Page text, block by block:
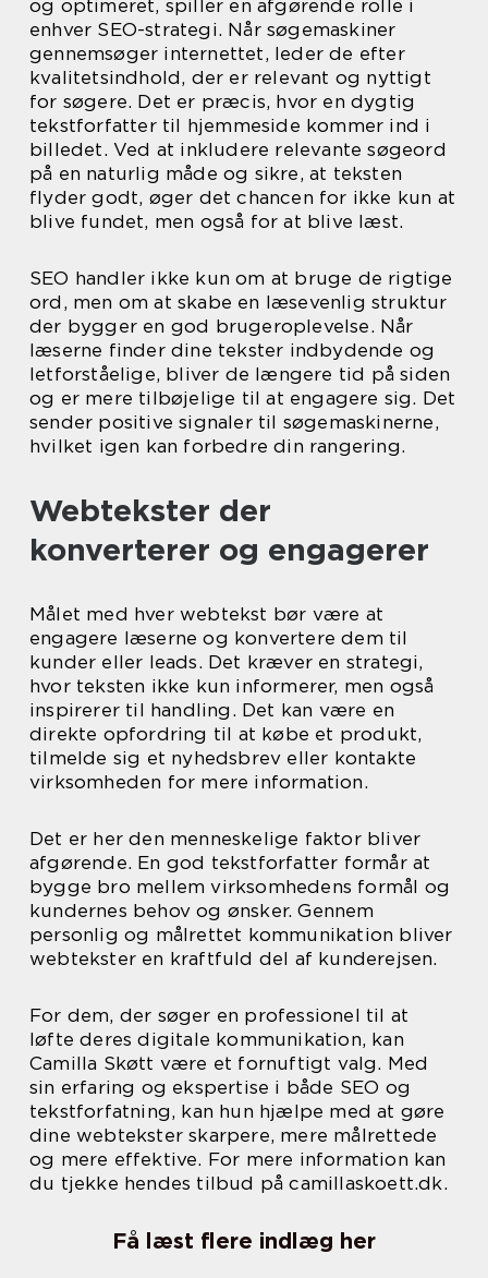
og optimeret, spiller en afgørende rolle i
enhver SEO-strategi. Når søgemaskiner
gennemsøger internettet, leder de efter
kvalitetsindhold, der er relevant og nyttigt
for søgere. Det er præcis, hvor en dygtig
tekstforfatter til hjemmeside kommer ind i
billedet. Ved at inkludere relevante søgeord
på en naturlig måde og sikre, at teksten
flyder godt, øger det chancen for ikke kun at
blive fundet, men også for at blive læst.
SEO handler ikke kun om at bruge de rigtige
ord, men om at skabe en læsevenlig struktur
der bygger en god brugeroplevelse. Når
læserne finder dine tekster indbydende og
letforståelige, bliver de længere tid på siden
og er mere tilbøjelige til at engagere sig. Det
sender positive signaler til søgemaskinerne,
hvilket igen kan forbedre din rangering.
Webtekster der
konverterer og engagerer
Målet med hver webtekst bør være at
engagere læserne og konvertere dem til
kunder eller leads. Det kræver en strategi,
hvor teksten ikke kun informerer, men også
inspirerer til handling. Det kan være en
direkte opfordring til at købe et produkt,
tilmelde sig et nyhedsbrev eller kontakte
virksomheden for mere information.
Det er her den menneskelige faktor bliver
afgørende. En god tekstforfatter formår at
bygge bro mellem virksomhedens formål og
kundernes behov og ønsker. Gennem
personlig og målrettet kommunikation bliver
webtekster en kraftfuld del af kunderejsen.
For dem, der søger en professionel til at
løfte deres digitale kommunikation, kan
Camilla Skøtt være et fornuftigt valg. Med
sin erfaring og ekspertise i både SEO og
tekstforfatning, kan hun hjælpe med at gøre
dine webtekster skarpere, mere målrettede
og mere effektive. For mere information kan
du tjekke hendes tilbud på camillaskoett.dk.
Få læst flere indlæg her